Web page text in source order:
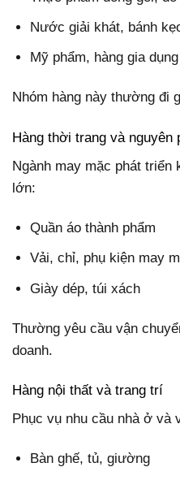
Nước giải khát, bánh
Mỹ phẩm, hàng gia dụng
Nhóm hàng này thường đi
Hàng thời trang và nguyên
Ngành may mặc phát
lớn:
Quần áo thành phẩm
Vải, chỉ, phụ kiện may
Giày dép, túi xách
Thường yêu cầu vận
doanh.
Hàng nội thất và trang trí
Phục vụ nhu cầu nhà ở và
Bàn ghế, tủ, giường